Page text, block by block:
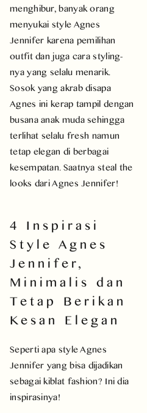
menghibur, banyak orang
menyukai style Agnes
Jennifer karena pemilihan
outfit dan juga cara styling-
nya yang selalu menarik.
Sosok yang akrab disapa
Agnes ini kerap tampil dengan
busana anak muda sehingga
terlihat selalu fresh namun
tetap elegan di berbagai
kesempatan. Saatnya steal the
looks dari Agnes Jennifer!
4 Inspirasi
Style Agnes
Jennifer,
Minimalis dan
Tetap Berikan
Kesan Elegan
Seperti apa style Agnes
Jennifer yang bisa dijadikan
sebagai kiblat fashion? Ini dia
inspirasinya!